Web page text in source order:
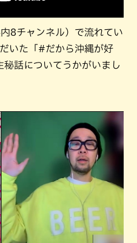
8チャンネル）で流れてい
いた「#だから沖縄が好
秘話についてうかがいまし